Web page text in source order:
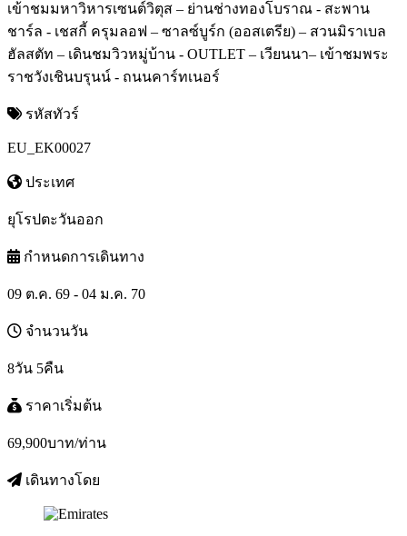
เข้าชมมหาวิหารเซนต์วิตุส – ย่านช่างทองโบราณ - สะพาน
ชาร์ล - เชสกี้ ครุมลอฟ – ซาลซ์บูร์ก (ออสเตรีย) – สวนมิราเบล
ฮัลสตัท – เดินชมวิวหมู่บ้าน - OUTLET – เวียนนา– เข้าชมพระ
ราชวังเชินบรุนน์ - ถนนคาร์ทเนอร์
รหัสทัวร์
EU_EK00027
ประเทศ
ยุโรปตะวันออก
กำหนดการเดินทาง
09 ต.ค. 69 - 04 ม.ค. 70
จำนวนวัน
8วัน 5คืน
ราคาเริ่มต้น
69,900บาท/ท่าน
เดินทางโดย